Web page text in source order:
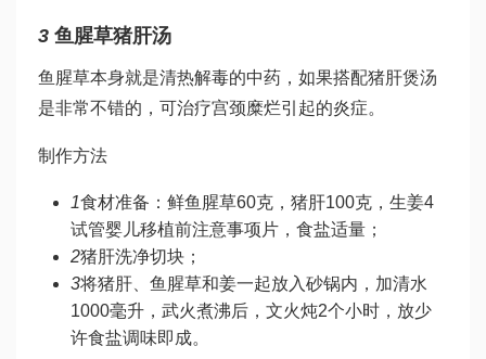
3 鱼腥草猪肝汤
鱼腥草本身就是清热解毒的中药，如果搭配猪肝煲汤
是非常不错的，可治疗宫颈糜烂引起的炎症。
制作方法
1食材准备：鲜鱼腥草60克，猪肝100克，生姜4
试管婴儿移植前注意事项 片，食盐适量；
2猪肝洗净切块；
3将猪肝、鱼腥草和姜一起放入砂锅内，加清水
1000毫升，武火煮沸后，文火炖2个小时，放少
许食盐调味即成。